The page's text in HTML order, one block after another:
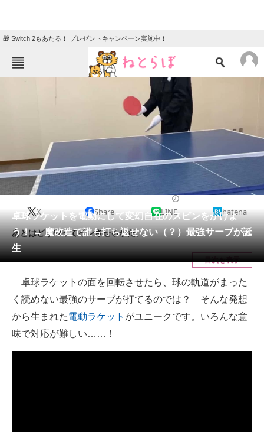
🎁 Switch 2もあたる！ プレゼントキャンペーン実施中！
ねとらぼメニュー
ニュース
クイズ
住まい 教育・育児
会員記事
メディア
注目記事を集めた総合ページ
スマホと通信の最新トレンド
進化するPCとデバイスの未来
卓球ラケットを電動にして変幻自在のスピンをかけよ
う！ → 魔改造で誰も打ち返せない（？）最強サーブが誕
生
X Share LINE hatena
あとはどうやってインさせるかだ。
目次を表示
卓球ラケットの面を回転させたら、球の軌道がまった
く読めない最強のサーブが打てるのでは？ そんな発想
から生まれた電動ラケット がユニークです。いろんな意
味で対応が難しい……！